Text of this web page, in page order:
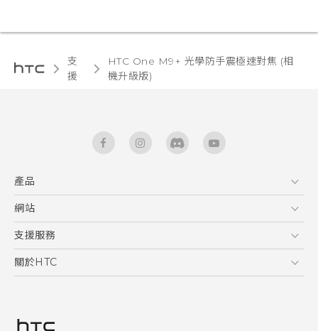
支
援
HTC One M9+ 光學防手震極速對焦 (相
機升級版)‎
產品
5G
智能手機
區塊鍊手機
網站
HTC Dev
HTC Research
支援服務
服務中心
關於HTC